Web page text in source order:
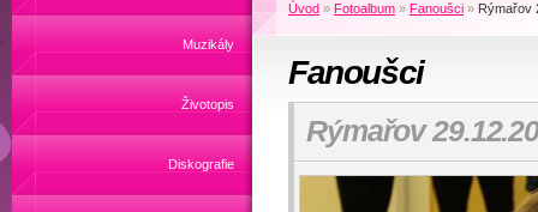
Muzikály
Životopis
Diskografie
Úvod » Fotoalbum » Fanoušci » Rýmařov
Fanoušci
Rýmařov